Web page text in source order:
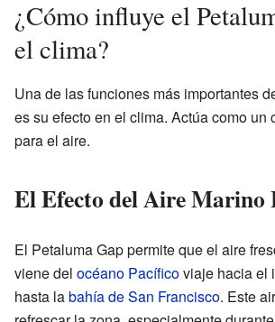
¿Cómo influye el
el clima?
Una de las funciones más importantes
es su efecto en el clima. Actúa como un
para el aire.
El Efecto del Aire Marino
El Petaluma Gap permite que el aire
viene del océano Pacíficoviaje hacia el
hasta labahía de San Francisco. Este